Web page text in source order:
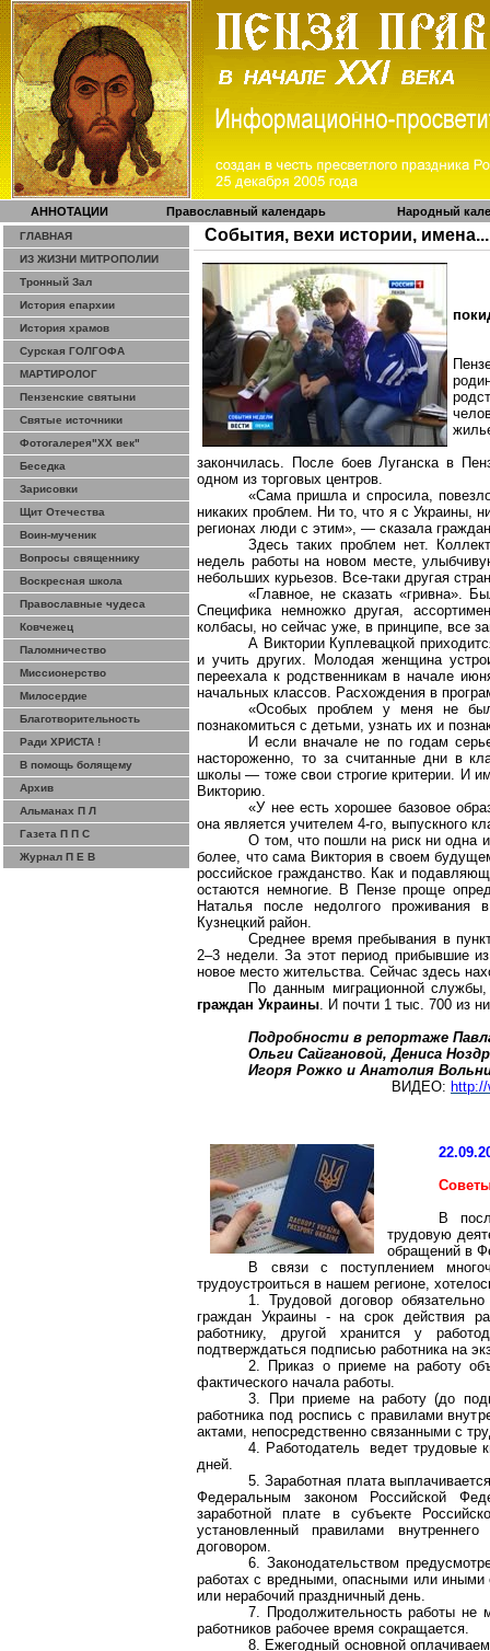
АННОТАЦИИ Православный календарь Народный
ГЛАВНАЯ
ИЗ ЖИЗНИ МИТРОПОЛИИ
Тронный Зал
История епархии
История храмов
Сурская ГОЛГОФА
МАРТИРОЛОГ
Пензенские святыни
Святые источники
Фотогалерея"ХХ век"
Беседка
Зарисовки
Щит Отечества
Воин-мученик
Вопросы священнику
Воскресная школа
Православные чудеса
Ковчежец
Паломничество
Миссионерство
Милосердие
Благотворительность
Ради ХРИСТА !
В помощь болящему
Архив
Альманах П Л
Газета П П С
Журнал П Е В
События, вехи истории, имена...
закончилась. После боев Луганска в
одном из торговых центров.
«Сама пришла и спросила,
никаких проблем. Ни то, что я с Украины,
регионах люди с этим», — сказала
Здесь таких проблем нет.
недель работы на новом месте,
небольших курьезов. Все-таки другая
«Главное, не сказать «гривна».
Специфика немножко другая,
колбасы, но сейчас уже, в принципе, все
А Виктории Куплевацкой
и учить других. Молодая женщина
переехала к родственникам в начале
начальных классов. Расхождения в
«Особых проблем у меня не
познакомиться с детьми, узнать их и
И если вначале не по годам
настороженно, то за считанные дни в
школы — тоже свои строгие критерии. И
Викторию.
«У нее есть хорошее базовое
она является учителем 4-го, выпускного
О том, что пошли на риск ни одна
более, что сама Виктория в своем
российское гражданство. Как и
остаются немногие. В Пензе проще
Наталья после недолгого проживания
Кузнецкий район.
Среднее время пребывания в
2–3 недели. За этот период прибывшие
новое место жительства. Сейчас здесь
По данным миграционной
граждан Украины. И почти 1 тыс. 700 из
Подробности в репортаже
ОльгиСайгановой, Дениса
Игоря Рожко и Анатолия
ВИДЕО:
В
трудовую
обращений в
В связи с поступлением
трудоустроиться в нашем регионе,
1. Трудовой договор
граждан Украины - на срок действия
работнику, другой хранится у
подтверждаться подписью работника на
2. Приказ о приеме на работу
фактического начала работы.
3. При приеме на работу (до
работника под роспись с правилами
актами, непосредственно связанными с
4. Работодатель ведет трудовые
дней.
5. Заработная плата
Федеральным законом Российской
заработной плате в субъекте
установленный правилами
договором.
6. Законодательством
работах с вредными, опасными или иными
или нерабочий праздничный день.
7. Продолжительность работы не
работников рабочее время сокращается.
8. Ежегодный основной